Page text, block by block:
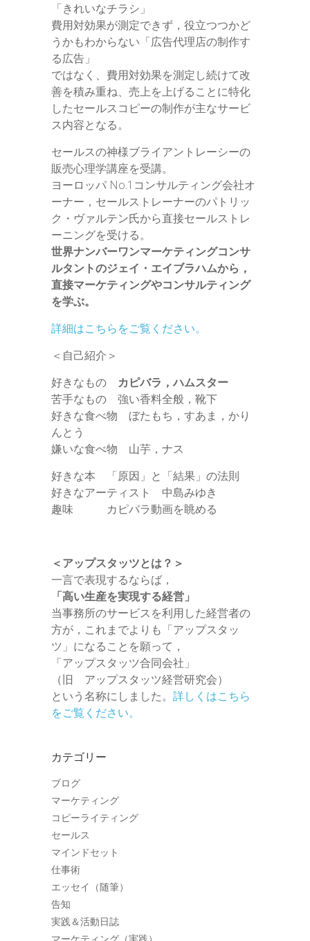
「きれいなチラシ」
費用対効果が測定できず，役立つつかど
うかもわからない「広告代理店の制作す
る広告」
ではなく、費用対効果を測定し続けて改
善を積み重ね、売上を上げることに特化
したセールスコピーの制作が主なサービ
ス内容となる。
セールスの神様ブライアントレーシーの
販売心理学講座を受講。
ヨーロッパ No.1コンサルティング会社オ
ーナー，セールストレーナーのパトリッ
ク・ヴァルテン氏から直接セールストレ
ーニングを受ける。
世界ナンバーワンマーケティングコンサ
ルタントのジェイ・エイブラハムから，
直接マーケティングやコンサルティング
を学ぶ。
詳細はこちらをご覧ください。
＜自己紹介＞
好きなもの カピバラ，ハムスター
苦手なもの 強い香料全般，靴下
好きな食べ物 ぼたもち，すあま，かり
んとう
嫌いな食べ物 山芋，ナス
好きな本 「原因」と「結果」の法則
好きなアーティスト 中島みゆき
趣味 カピバラ動画を眺める
＜アップスタッツとは？＞
一言で表現するならば，
「高い生産を実現する経営」
当事務所のサービスを利用した経営者の
方が，これまでよりも「アップスタッ
ツ」になることを願って，
「アップスタッツ合同会社」
（旧 アップスタッツ経営研究会）
という名称にしました。 詳しくはこちら
をご覧ください。
カテゴリー
ブログ
マーケティング
コピーライティング
セールス
マインドセット
仕事術
エッセイ（随筆）
告知
実践＆活動日誌